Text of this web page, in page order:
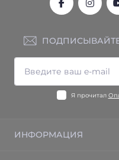
Я прочитал
ИНФОРМАЦИЯ